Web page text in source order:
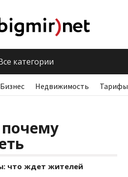
категории
Бизнес Недвижимость Тарифы
что ждет жителей